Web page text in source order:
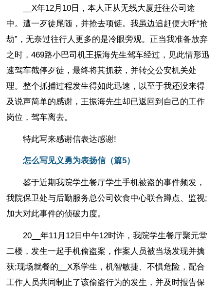
__X年12月10日，本人正从无线大厦赶往公司途
中。遭一歹徒尾随，并抢去项链。我虽边追赶便大呼“抢
劫”，无奈过往行人更多的是冷眼旁观。正当我准备放弃
之时，469路小巴司机王振海先生驾车经过，见此情形迅
速驾车截停歹徒，最终将其抓获，并转交公安机关处
理。整个抓捕过程发生得如此迅速，以至于我还没来得
及说声简单的感谢，王振海先生却已返回到自己的工作
岗位，驾车离去。
特此写来感谢信表达感谢!
怎么写见义勇为表扬信（篇5）
鉴于近期我院学生餐厅学生手机被盗的事件频发，
我院保卫处与后勤服务总公司饮食中心联合蹲点、监视;
加大对此事件的侦破力度。
20__年11月12日中午12时许，我院学生餐厅聚元堂
二楼，发生一起手机偷盗案，作案人员被当场发现并擒
获;现场就餐的__X系学生，机智敏捷、不惧危险，配合
工作人员共同制止了该偷盗行为的发生，并及时报告保